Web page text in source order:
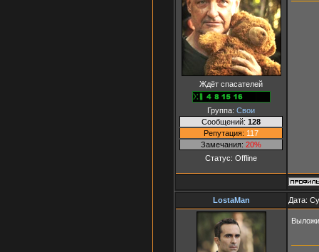
Ждёт спасателей
Группа: Свои
Сообщений: 128
Репутация: 117
Замечания: 20%
Статус: Offline
LostaMan Дата: